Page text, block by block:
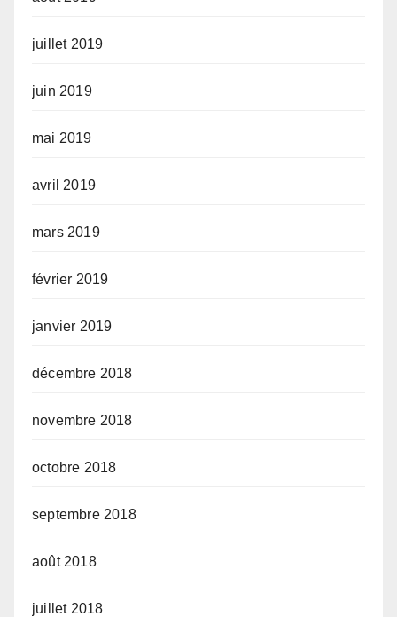
juillet 2019
juin 2019
mai 2019
avril 2019
mars 2019
février 2019
janvier 2019
décembre 2018
novembre 2018
octobre 2018
septembre 2018
août 2018
juillet 2018